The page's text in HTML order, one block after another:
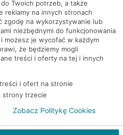
S.A. Wszelkie prawa zastrzeżone
Twoich potrzeb, a także
reklamy na innych stronach
zgodę na wykorzystywanie lub
niezbędnymi do funkcjonowania
możesz je wycofać w każdym
że będziemy mogli
treści i oferty na tej i innych
i ofert na stronie
strony trzecie
Zobacz Politykę Cookies